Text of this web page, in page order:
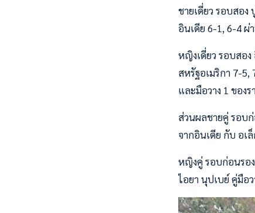
ชายเดี่ยว รอบสอง
อินเดีย 6-1, 6-4 ผ่
หญิงเดี่ยว รอบสอง
สหรัฐอเมริกา 7-
และมือวาง 1 ของร
ส่วนผลชายคู่ รอบ
จากอินเดีย กับ อเ
หญิงคู่ รอบก่อนรอ
ไอยา นุปเบย์ คู่มือ